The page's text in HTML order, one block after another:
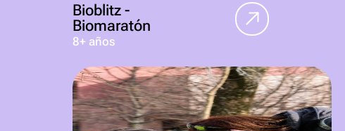
Bioblitz -
Biomaratón
8+ años